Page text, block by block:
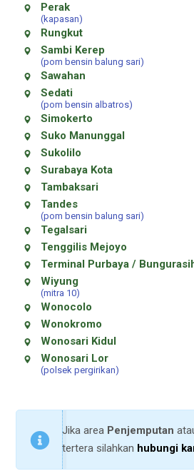
Perak
(kapasan)
Rungkut
Sambi Kerep
(pom bensin balung sari)
Sawahan
Sedati
(pom bensin albatros)
Simokerto
Suko Manunggal
Sukolilo
Surabaya Kota
Tambaksari
Tandes
(pom bensin balung sari)
Tegalsari
Tenggilis Mejoyo
Terminal Purbaya /
Wiyung
(mitra 10)
Wonocolo
Wonokromo
Wonosari Kidul
Wonosari Lor
(polsek pergirikan)
Jika area Penjemputan
tertera silahkan hubungi